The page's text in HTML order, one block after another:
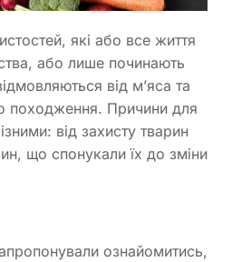
які або все життя
або лише починають
від м’яса та
походження. Причини для
від захисту тварин
що спонукали їх до зміни
ознайомитись,